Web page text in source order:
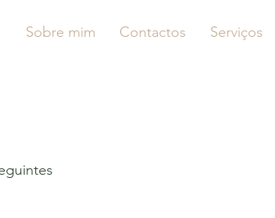
Sobre mim Contactos Serviços